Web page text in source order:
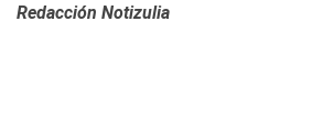
Redacción Notizulia